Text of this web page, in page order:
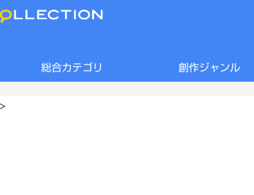
総合カテゴリ 創作ジャンル